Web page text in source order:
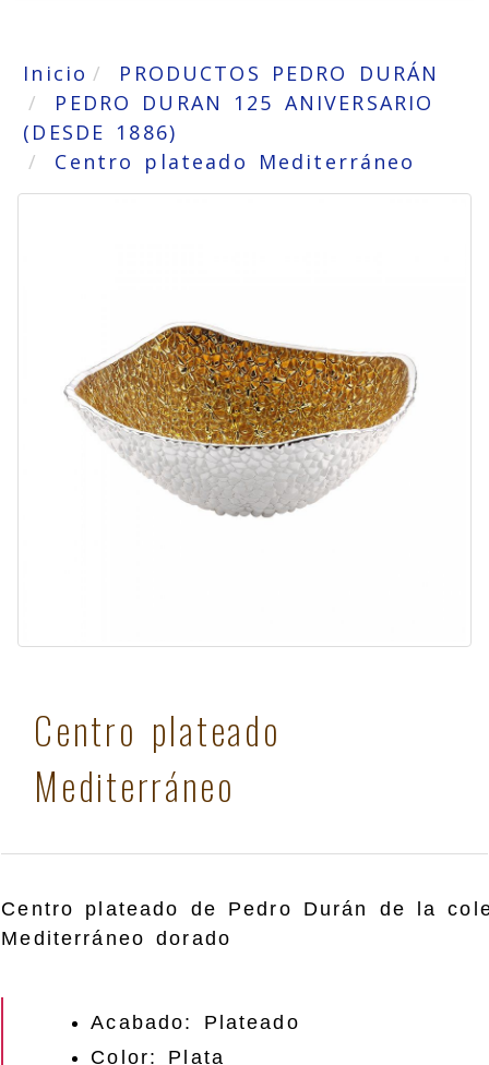
Inicio
PRODUCTOS PEDRO DURÁN
PEDRO DURAN 125 ANIVERSARIO
(DESDE 1886)
Centro plateado Mediterráneo
Centro plateado
Mediterráneo
Centro plateado de Pedro Durán de la
Mediterráneo dorado
Acabado: Plateado
Color: Plata